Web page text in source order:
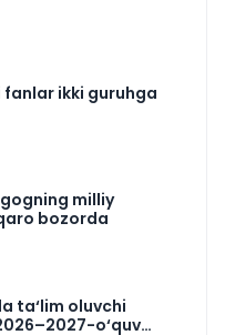
ikki guruhga
milliy
bozorda
ta‘lim oluvchi
o‘quv